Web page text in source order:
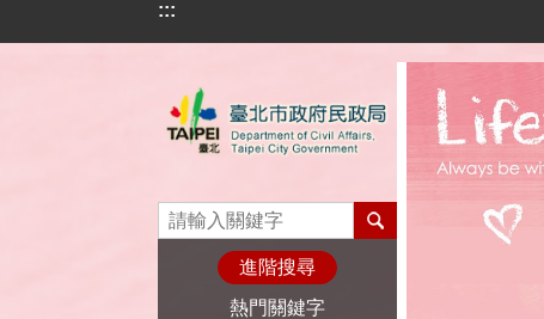
跳到主要內容區塊
:::
進階搜尋
熱門關鍵字